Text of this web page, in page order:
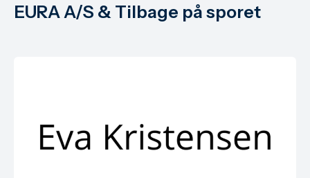
EURA A/S & Tilbage på sporet